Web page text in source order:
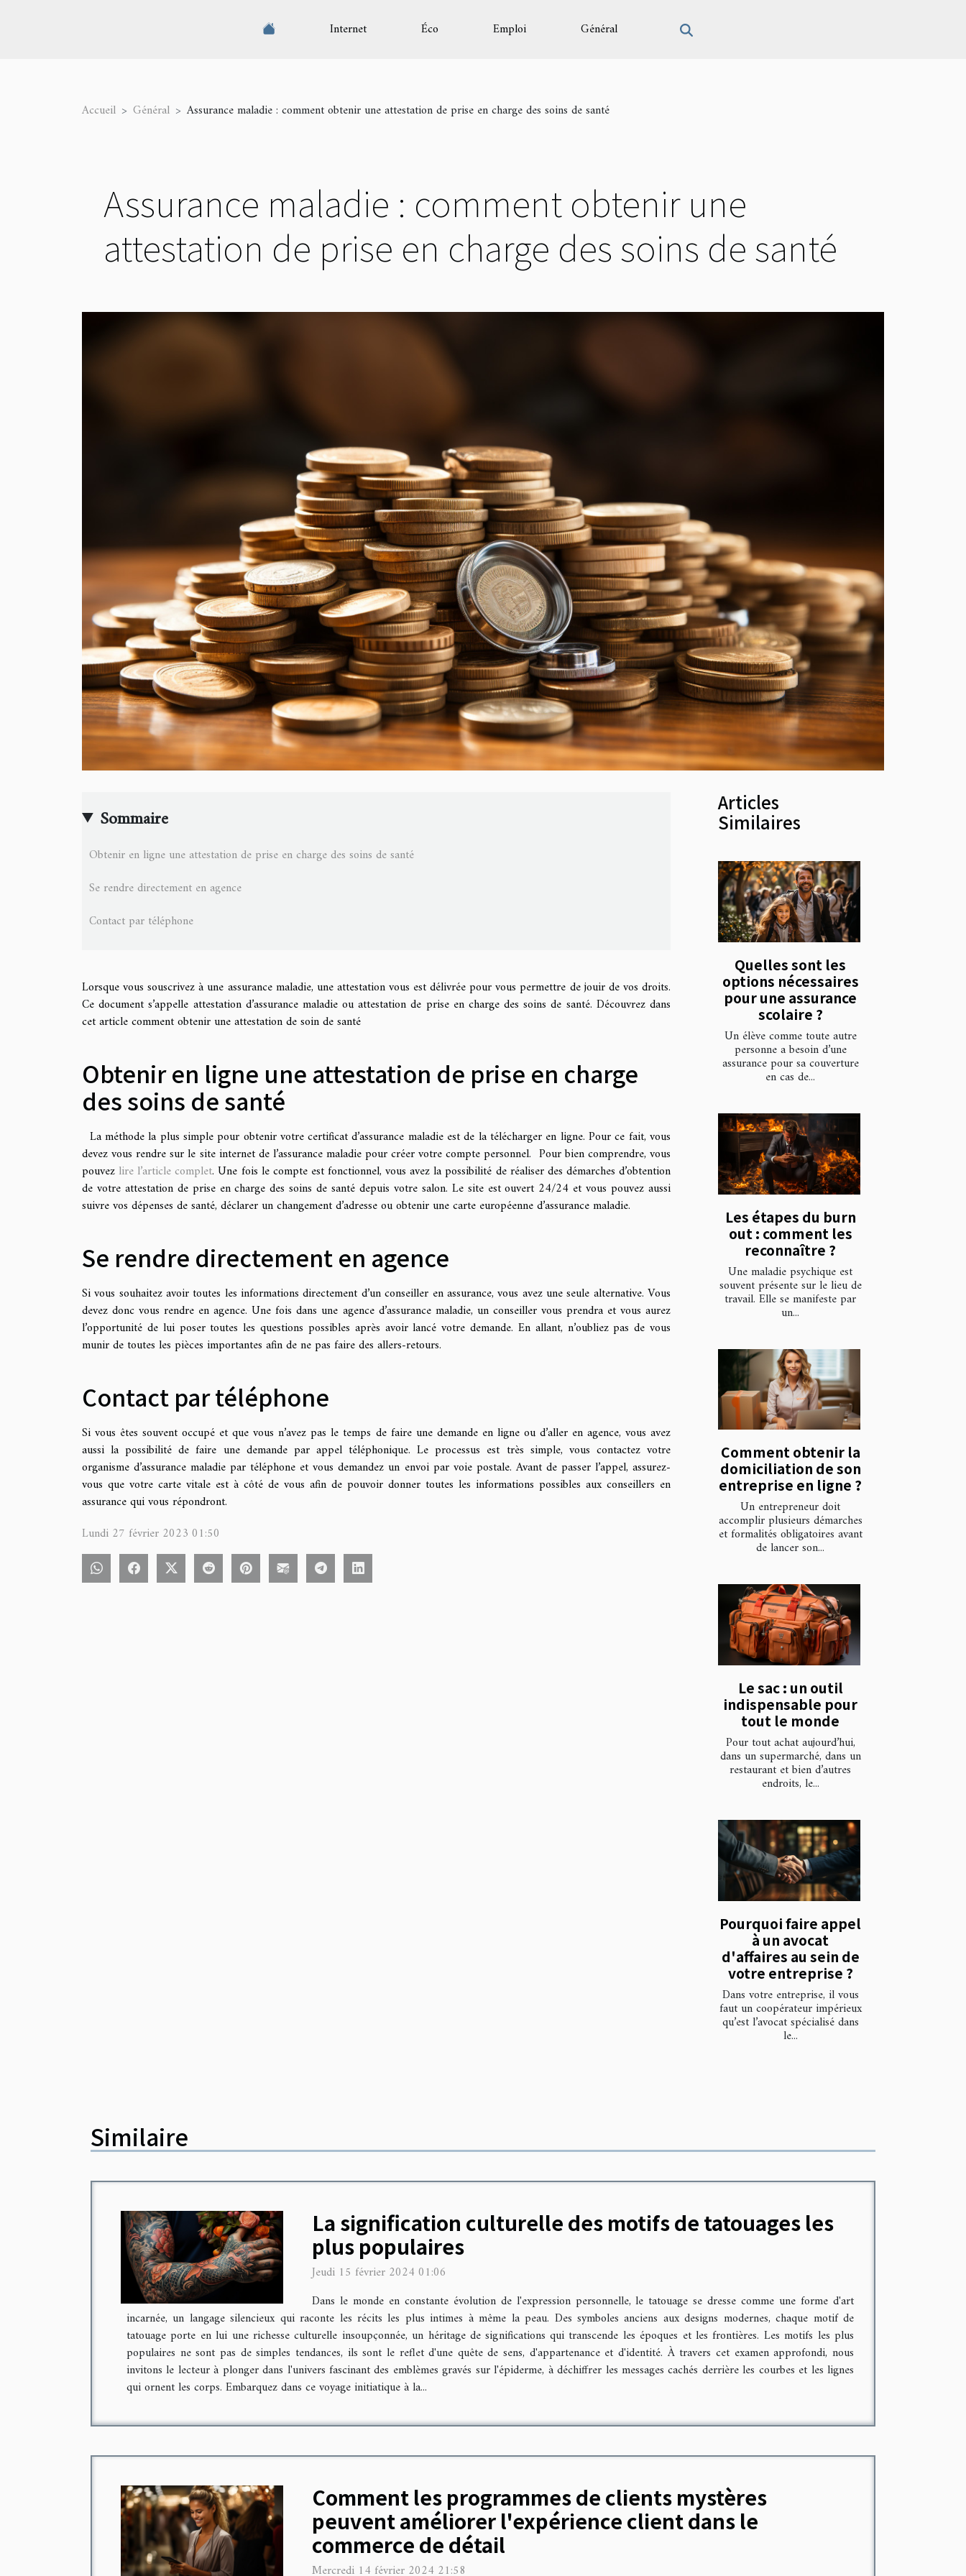
Internet Éco Emploi Général
Accueil Général Assurance maladie : comment obtenir une attestation de prise en charge des soins de santé
Assurance maladie : comment obtenir une
attestation de prise en charge des soins de santé
Sommaire
Obtenir en ligne une attestation de prise en charge des soins de santé
Se rendre directement en agence
Contact par téléphone
Lorsque vous souscrivez à une assurance maladie, une attestation vous est délivrée pour vous permettre de jouir de vos droits.
Ce document s’appelle attestation d’assurance maladie ou attestation de prise en charge des soins de santé. Découvrez dans
cet article comment obtenir une attestation de soin de santé
Obtenir en ligne une attestation de prise en charge
des soins de santé
La méthode la plus simple pour obtenir votre certificat d’assurance maladie est de la télécharger en ligne. Pour ce fait, vous
devez vous rendre sur le site internet de l’assurance maladie pour créer votre compte personnel. Pour bien comprendre, vous
pouvez lire l’article complet. Une fois le compte est fonctionnel, vous avez la possibilité de réaliser des démarches d’obtention
de votre attestation de prise en charge des soins de santé depuis votre salon. Le site est ouvert 24/24 et vous pouvez aussi
suivre vos dépenses de santé, déclarer un changement d’adresse ou obtenir une carte européenne d’assurance maladie.
Se rendre directement en agence
Si vous souhaitez avoir toutes les informations directement d’un conseiller en assurance, vous avez une seule alternative. Vous
devez donc vous rendre en agence. Une fois dans une agence d’assurance maladie, un conseiller vous prendra et vous aurez
l’opportunité de lui poser toutes les questions possibles après avoir lancé votre demande. En allant, n’oubliez pas de vous
munir de toutes les pièces importantes afin de ne pas faire des allers-retours.
Contact par téléphone
Si vous êtes souvent occupé et que vous n’avez pas le temps de faire une demande en ligne ou d’aller en agence, vous avez
aussi la possibilité de faire une demande par appel téléphonique. Le processus est très simple, vous contactez votre
organisme d’assurance maladie par téléphone et vous demandez un envoi par voie postale. Avant de passer l’appel, assurez-
vous que votre carte vitale est à côté de vous afin de pouvoir donner toutes les informations possibles aux conseillers en
assurance qui vous répondront.
Lundi 27 février 2023 01:50
Articles
Similaires
Quelles sont les
options nécessaires
pour une assurance
scolaire ?
Un élève comme toute autre
personne a besoin d’une
assurance pour sa couverture
en cas de...
Les étapes du burn
out : comment les
reconnaître ?
Une maladie psychique est
souvent présente sur le lieu de
travail. Elle se manifeste par
un...
Comment obtenir la
domiciliation de son
entreprise en ligne ?
Un entrepreneur doit
accomplir plusieurs démarches
et formalités obligatoires avant
de lancer son...
Le sac : un outil
indispensable pour
tout le monde
Pour tout achat aujourd’hui,
dans un supermarché, dans un
restaurant et bien d’autres
endroits, le...
Pourquoi faire appel
à un avocat
d'affaires au sein de
votre entreprise ?
Dans votre entreprise, il vous
faut un coopérateur impérieux
qu’est l’avocat spécialisé dans
le...
Similaire
La signification culturelle des motifs de tatouages les
plus populaires
Jeudi 15 février 2024 01:06
Dans le monde en constante évolution de l'expression personnelle, le tatouage se dresse comme une forme d'art
incarnée, un langage silencieux qui raconte les récits les plus intimes à même la peau. Des symboles anciens aux designs modernes, chaque motif de
tatouage porte en lui une richesse culturelle insoupçonnée, un héritage de significations qui transcende les époques et les frontières. Les motifs les plus
populaires ne sont pas de simples tendances, ils sont le reflet d'une quête de sens, d'appartenance et d'identité. À travers cet examen approfondi, nous
invitons le lecteur à plonger dans l'univers fascinant des emblèmes gravés sur l'épiderme, à déchiffrer les messages cachés derrière les courbes et les lignes
qui ornent les corps. Embarquez dans ce voyage initiatique à la...
Comment les programmes de clients mystères
peuvent améliorer l'expérience client dans le
commerce de détail
Mercredi 14 février 2024 21:58